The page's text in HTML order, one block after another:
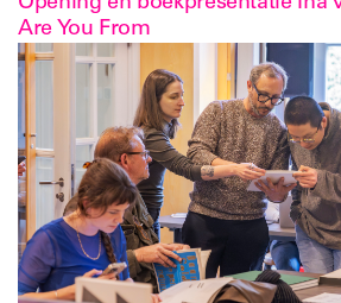
Are You From